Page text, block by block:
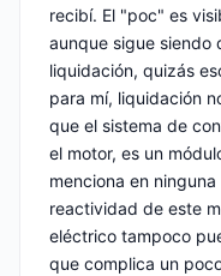
recibí. El "poc" es
aunque sigue siendo
liquidación, quizás
para mí, liquidación
que el sistema de
el motor, es un
menciona en
reactividad de este
eléctrico tampoco
que complica un